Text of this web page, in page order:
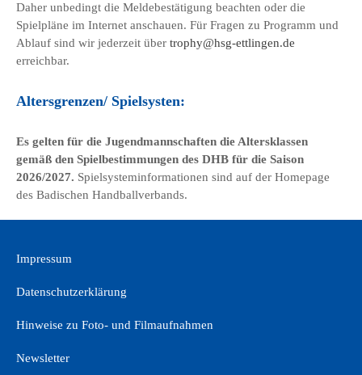
Daher unbedingt die Meldebestätigung beachten oder die
Spielpläne im Internet anschauen. Für Fragen zu Programm und
Ablauf sind wir jederzeit über trophy@hsg-ettlingen.de
erreichbar.
Altersgrenzen/ Spielsysten:
Es gelten für die Jugendmannschaften die Altersklassen
gemäß den Spielbestimmungen des DHB für die Saison
2026/2027. Spielsysteminformationen sind auf der Homepage
des Badischen Handballverbands.
Impressum
Datenschutzerklärung
Hinweise zu Foto- und Filmaufnahmen
Newsletter